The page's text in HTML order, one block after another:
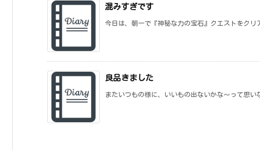
混みすぎです
今日は、朝一で『神秘な力の宝石』クエストをクリ
良品きました
またいつもの様に、いいもの出ないかな～って思い